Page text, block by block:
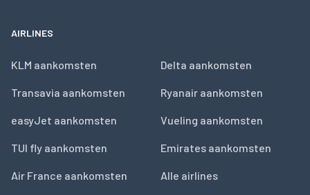
AIRLINES
KLM aankomsten
Transavia aankomsten
easyJet aankomsten
TUI fly aankomsten
Air France aankomsten
Delta aankomsten
Ryanair aankomsten
Vueling aankomsten
Emirates aankomsten
Alle airlines